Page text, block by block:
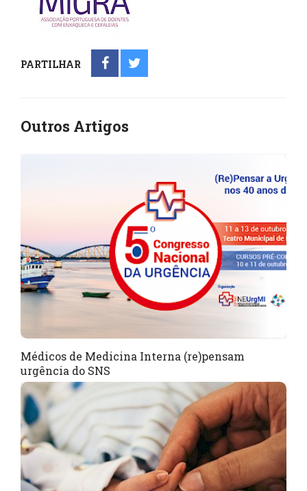
PARTILHAR
Outros Artigos
Médicos de Medicina Interna (re)pensam
urgência do SNS